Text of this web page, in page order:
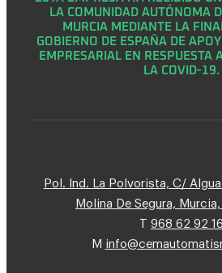
LA COMUNIDAD AUTÓNOMA
MURCIA MEDIANTE LA
GOBIERNO DE ESPAÑA DE
EMPRESARIAL EN RESPUESTA
LA COVID-19.
Pol. Ind. La Polvorista, C/
Molina De Segura,
968 62 92 16
M